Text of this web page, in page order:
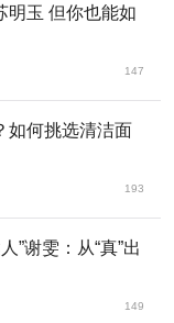
明玉 但你也能如
147
如何挑选清洁面
193
”谢雯：从“真”出
149